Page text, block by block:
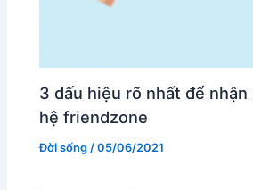
3 dấu hiệu rõ nhất để nhận
hệ friendzone
Đời sống /05/06/2021